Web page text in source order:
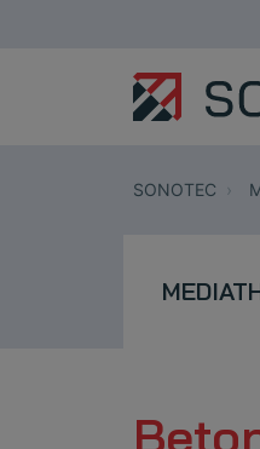
SONOTEC